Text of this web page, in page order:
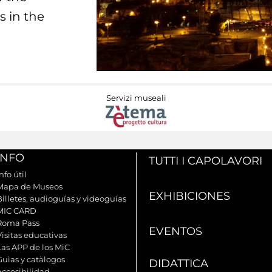
in the
Servizi museali
útil
de Museos
audioguías y videoguías
CARD
Pass
educativas
APP de los MiC
y catàlogos
TUTTI I CAPOLAVORI
EXHIBICIONES
EVENTOS
DIDATTICA